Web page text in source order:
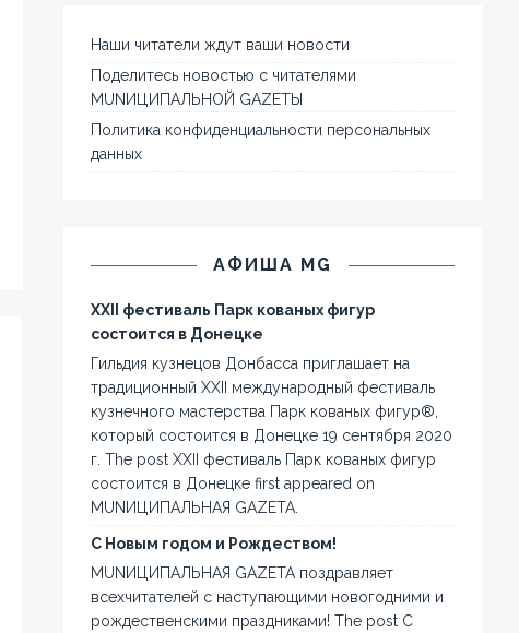
Наши читатели ждут ваши новости
Поделитесь новостью с читателями
MUNИЦИПАЛЬНОЙ GAZЕТЫ
Политика конфиденциальности персональных
данных
АФИША MG
XXII фестиваль Парк кованых фигур
состоится в Донецке
Гильдия кузнецов Донбасса приглашает на
традиционный XXII международный фестиваль
кузнечного мастерства Парк кованых фигур®,
который состоится в Донецке 19 сентября 2020
г. The post XXII фестиваль Парк кованых фигур
состоится в Донецке first appeared on
MUNИЦИПАЛЬНАЯ GAZЕТА.
С Новым годом и Рождеством!
MUNИЦИПАЛЬНАЯ GAZЕТА поздравляет
всехчитателей с наступающими новогодними и
рождественскими праздниками! The post С